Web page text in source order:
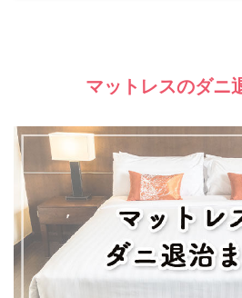
マットレスのダニ